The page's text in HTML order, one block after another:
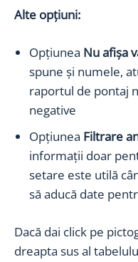
Alte opțiuni:
Opțiunea Nu afișa
spune și numele,
raportul de pontaj
negative
Opțiunea Filtrare
informații doar
setare este utilă
să aducă date
Dacă dai click pe
dreapta sus al